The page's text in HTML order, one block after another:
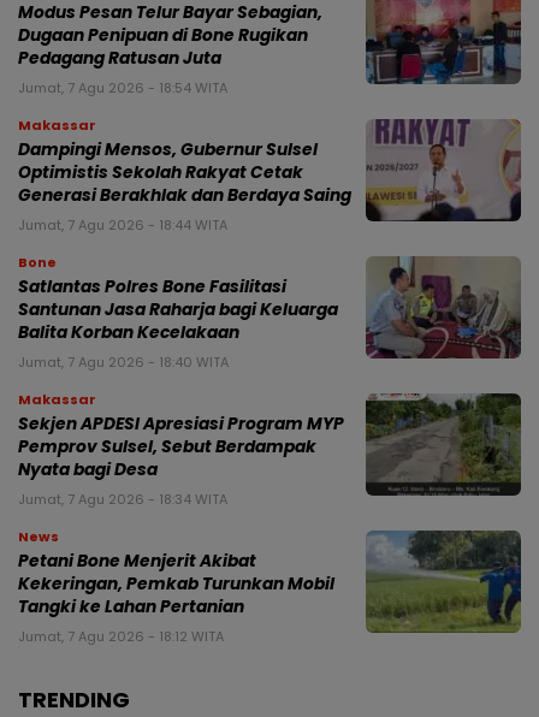
Modus Pesan Telur Bayar Sebagian,
Dugaan Penipuan di Bone Rugikan
Pedagang Ratusan Juta
Jumat, 7 Agu 2026 - 18:54 WITA
Makassar
Dampingi Mensos, Gubernur Sulsel
Optimistis Sekolah Rakyat Cetak
Generasi Berakhlak dan Berdaya Saing
Jumat, 7 Agu 2026 - 18:44 WITA
Bone
Satlantas Polres Bone Fasilitasi
Santunan Jasa Raharja bagi Keluarga
Balita Korban Kecelakaan
Jumat, 7 Agu 2026 - 18:40 WITA
Makassar
Sekjen APDESI Apresiasi Program MYP
Pemprov Sulsel, Sebut Berdampak
Nyata bagi Desa
Jumat, 7 Agu 2026 - 18:34 WITA
News
Petani Bone Menjerit Akibat
Kekeringan, Pemkab Turunkan Mobil
Tangki ke Lahan Pertanian
Jumat, 7 Agu 2026 - 18:12 WITA
TRENDING